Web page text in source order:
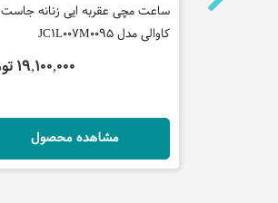
ساعت مچی عقربه ایی زنانه جاست
کاوالی مدل JC1L007M0095
19,100,000 تومان
مشاهده محصول